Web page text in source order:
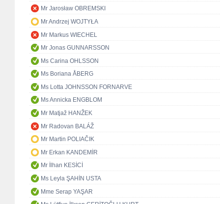
Mr Jarosław OBREMSKI
Mr Andrzej WOJTYŁA
Mr Markus WIECHEL
Mr Jonas GUNNARSSON
Ms Carina OHLSSON
Ms Boriana ÅBERG
Ms Lotta JOHNSSON FORNARVE
Ms Annicka ENGBLOM
Mr Matjaž HANŽEK
Mr Radovan BALÁŽ
Mr Martin POLIAČIK
Mr Erkan KANDEMİR
Mr İlhan KESİCİ
Ms Leyla ŞAHİN USTA
Mme Serap YAŞAR